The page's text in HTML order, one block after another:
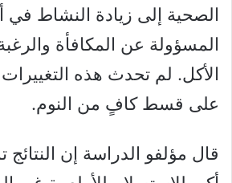
الصحية إلى زيادة النشاط في
المسؤولة عن المكافأة
الأكل. لم تحدث هذه
على قسط كافٍ من النوم.
قال مؤلفو الدراسة إن